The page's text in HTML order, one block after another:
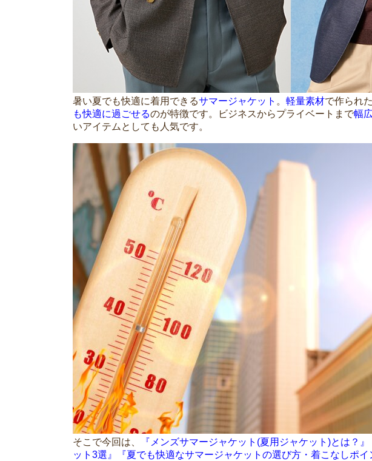
暑い夏でも快適に着用できるサマージャケット 。 軽量素材で作られ
も快適に過ごせるのが特徴です。ビジネスからプライベートまで幅
いアイテムとしても人気です。
そこで今回は、
『メンズサマージャケット(夏用ジャケット)とは？
ット3選』『夏でも快適なサマージャケットの選び方・着こなしポ
【アン
う芸能
ばれたの